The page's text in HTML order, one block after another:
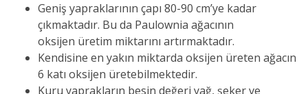
Geniş yapraklarının çapı 80-90 cm’ye kadar
çıkmaktadır. Bu da Paulownia ağacının
oksijen üretim miktarını artırmaktadır.
Kendisine en yakın miktarda oksijen üreten ağacın
6 katı oksijen üretebilmektedir.
Kuru yaprakların besin değeri yağ, şeker ve